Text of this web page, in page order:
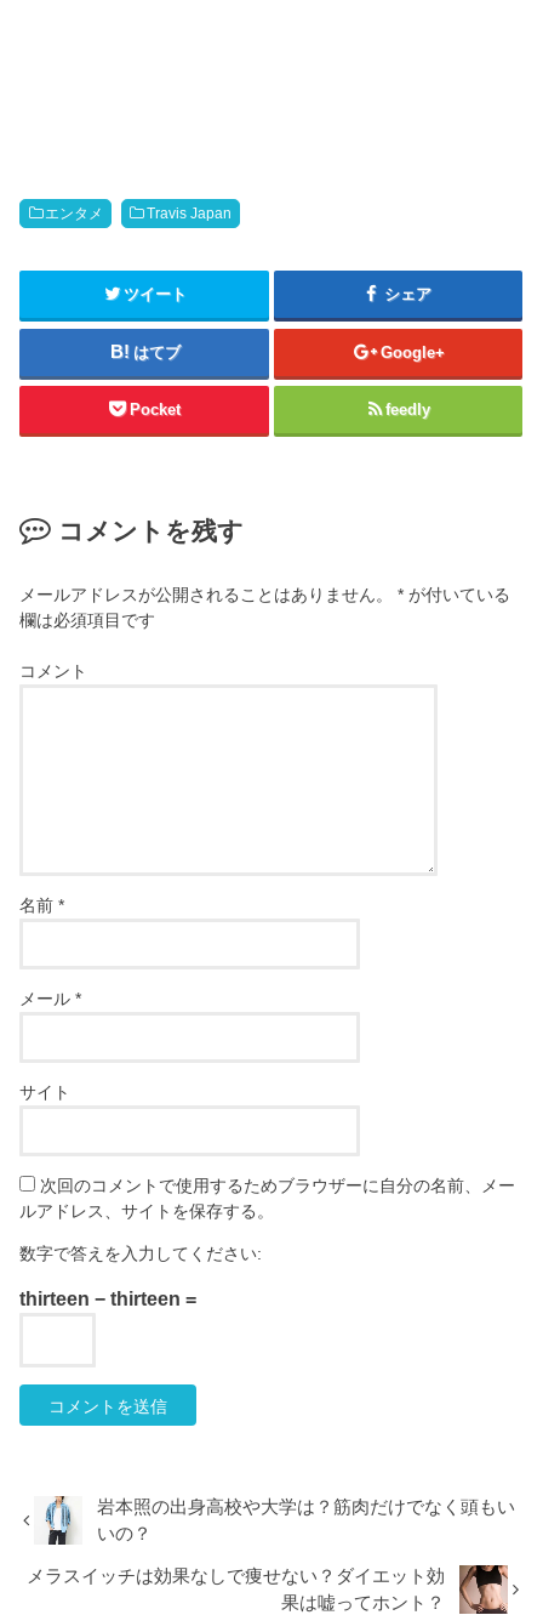
エンタメ Travis Japan
ツイート シェア
はてブ Google+
Pocket feedly
コメントを残す
メールアドレスが公開されることはありません。 * が付いている
欄は必須項目です
コメント
名前*
メール*
サイト
次回のコメントで使用するためブラウザーに自分の名前、メー
ルアドレス、サイトを保存する。
数字で答えを入力してください:
thirteen − thirteen =
岩本照の出身高校や大学は？筋肉だけでなく頭もい
いの？
メラスイッチは効果なしで痩せない？ダイエット効
果は嘘ってホント？